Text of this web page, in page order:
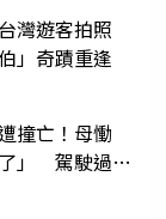
灣遊客拍照
」奇蹟重逢
撞亡！母慟
了」 駕駛過失